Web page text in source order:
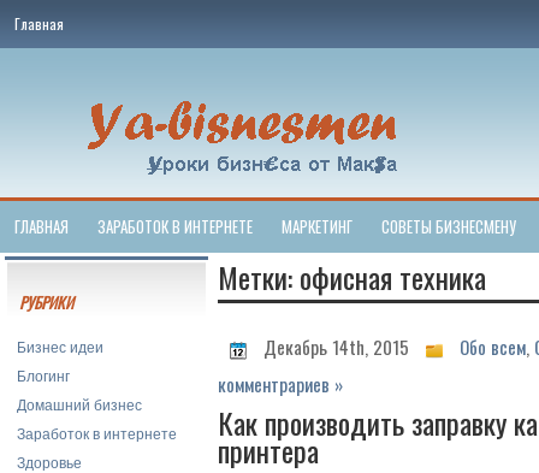
Главная
ГЛАВНАЯ ЗАРАБОТОК В ИНТЕРНЕТЕ МАРКЕТИНГ СОВЕТЫ БИЗНЕСМЕНУ
РУБРИКИ
Бизнес идеи
Блогинг
Домашний бизнес
Заработок в интернете
Здоровье
Метки: офисная техника
Декабрь 14th, 2015 Обо всем,
комментрариев »
Как производить заправку
принтера